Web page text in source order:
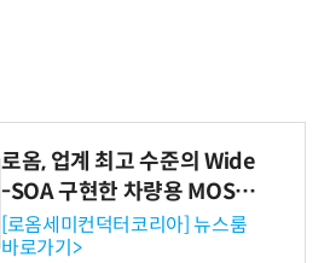
로옴, 업계 최고 수준의 Wide
-SOA 구현한 차량용 MOSF
ET 개발
[로옴세미컨덕터코리아] 뉴스룸
바로가기>